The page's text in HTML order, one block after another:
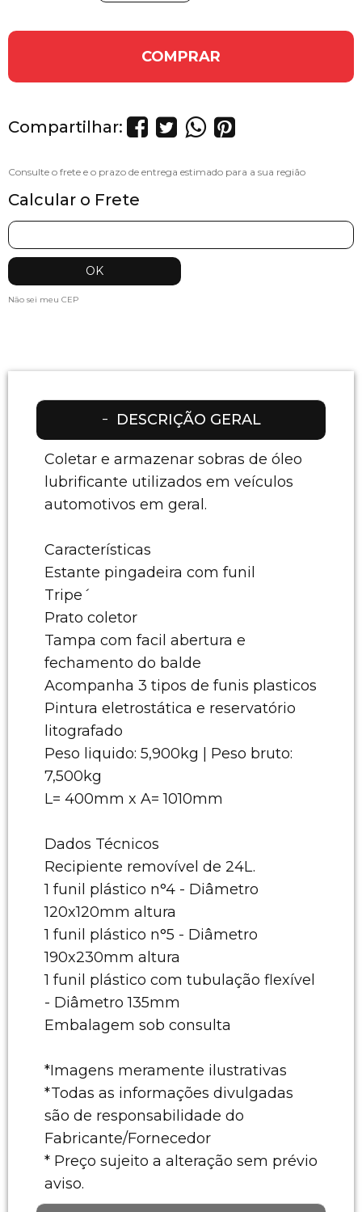
COMPRAR
Compartilhar:
Calcular o Frete
Não sei meu CEP
DESCRIÇÃO GERAL
Coletar e armazenar sobras de óleo
lubrificante utilizados em veículos
automotivos em geral.
Características
Estante pingadeira com funil
Tripe´
Prato coletor
Tampa com facil abertura e
fechamento do balde
Acompanha 3 tipos de funis plasticos
Pintura eletrostática e reservatório
litografado
Peso liquido: 5,900kg | Peso bruto:
7,500kg
L= 400mm x A= 1010mm
Dados Técnicos
Recipiente removível de 24L.
1 funil plástico n°4 - Diâmetro
120x120mm altura
1 funil plástico n°5 - Diâmetro
190x230mm altura
1 funil plástico com tubulação flexível
- Diâmetro 135mm
Embalagem sob consulta
*Imagens meramente ilustrativas
*Todas as informações divulgadas
são de responsabilidade do
Fabricante/Fornecedor
* Preço sujeito a alteração sem prévio
aviso.